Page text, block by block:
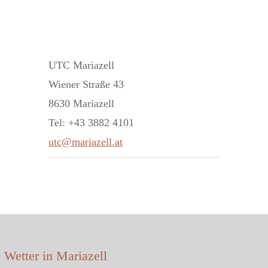
UTC Mariazell
Wiener Straße 43
8630 Mariazell
Tel: +43 3882 4101
utc@mariazell.at
Wetter in Mariazell